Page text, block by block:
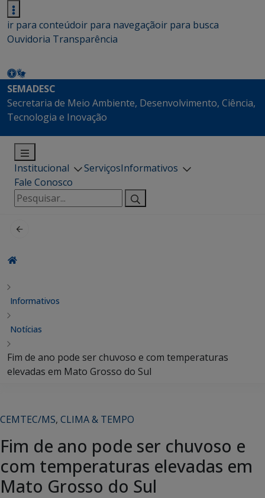
ir para conteúdoir para navegaçãoir para busca
Ouvidoria Transparência
SEMADESC
Secretaria de Meio Ambiente, Desenvolvimento, Ciência,
Tecnologia e Inovação
Institucional ServiçosInformativos
Fale Conosco
Pesquisar
por:
Informativos
Notícias
Fim de ano pode ser chuvoso e com temperaturas
elevadas em Mato Grosso do Sul
CEMTEC/MS, CLIMA & TEMPO
Fim de ano pode ser chuvoso e
com temperaturas elevadas em
Mato Grosso do Sul